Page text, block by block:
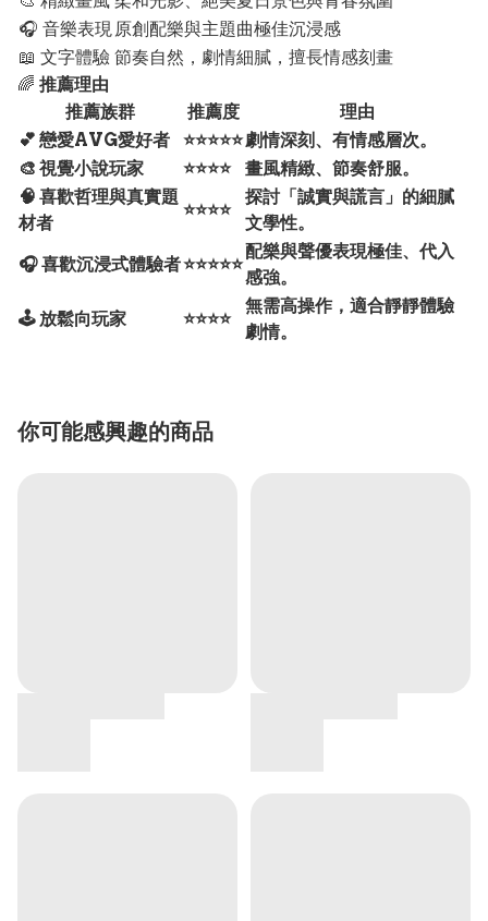
🎧 音樂表現原創配樂與主題曲極佳沉浸感
📖 文字體驗 節奏自然，劇情細膩，擅長情感刻畫
🌈 推薦理由
推薦族群
推薦度
理由
💕 戀愛AVG愛好者
⭐⭐⭐⭐⭐劇情深刻、有情感層次。
🎨 視覺小說玩家
⭐⭐⭐⭐
畫風精緻、節奏舒服。
🧠 喜歡哲理與真實題
材者
⭐⭐⭐⭐
探討「誠實與謊言」的細膩
文學性。
🎧 喜歡沉浸式體驗者⭐⭐⭐⭐⭐
配樂與聲優表現極佳、代入
感強。
🕹️ 放鬆向玩家
⭐⭐⭐⭐
無需高操作，適合靜靜體驗
劇情。
你可能感興趣的商品